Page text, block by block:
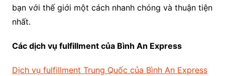
bạn với thế giới một cách nhanh chóng và thuận tiện
nhất.
Các dịch vụ fulfillment của Bình An Express
Dịch vụ fulfillment Trung Quốc của Bình An Express